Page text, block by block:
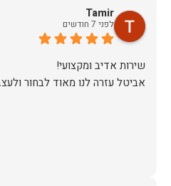
ערב לפני ההגעה של המוביל
תודה לכם הום דקור, אתם דוגמא
Tamir
לפני 7 חודשים
אביטל עזרה לנו מאוד לבחור